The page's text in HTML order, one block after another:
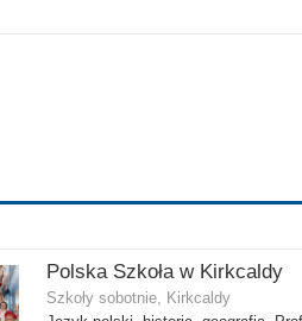
Polska Szkoła w Kirkcaldy
Szkoły sobotnie, Kirkcaldy